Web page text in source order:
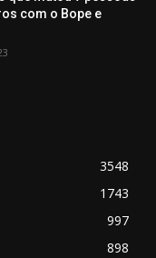
com o Bope e
3548
1743
997
898